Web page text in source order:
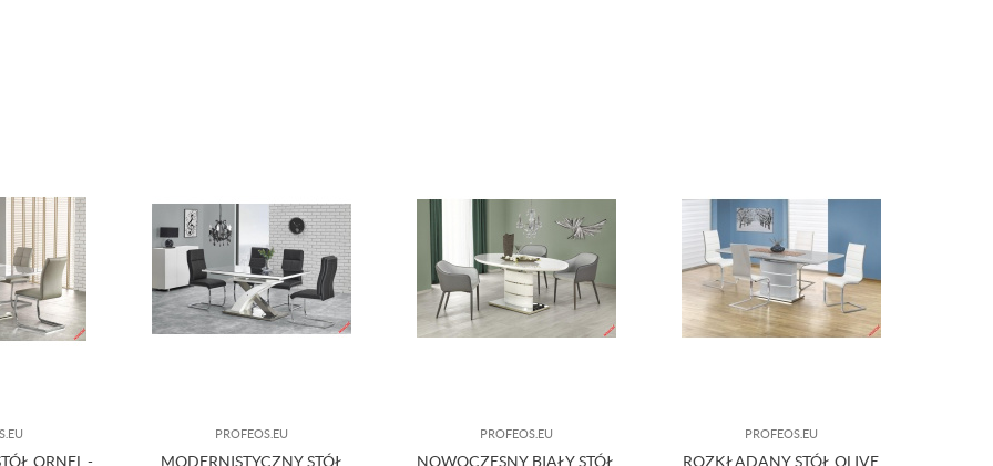
ORNEL -
PROFEOS.EU
MODERNISTYCZNY STÓŁ
PROFEOS.EU
NOWOCZESNY BIAŁY STÓŁ
PROFEOS.EU
ROZKŁADANY STÓŁ OLIVE